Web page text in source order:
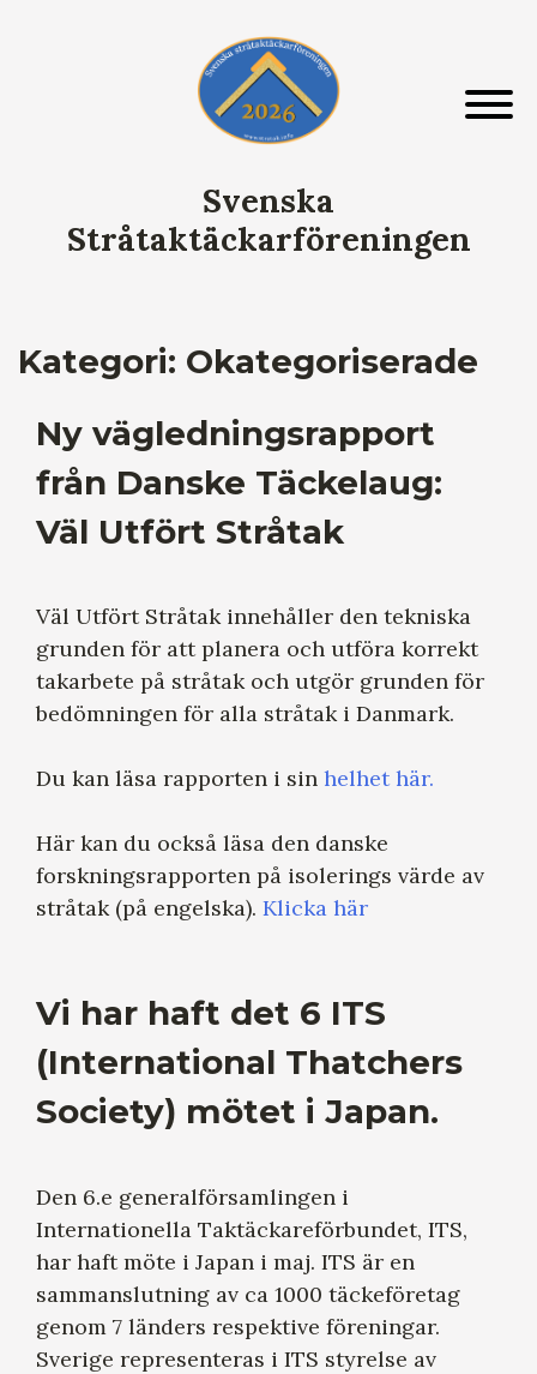
Svenska
Stråtaktäckarföreningen
Kategori: Okategoriserade
Ny vägledningsrapport
från Danske Täckelaug:
Väl Utfört Stråtak
Väl Utfört Stråtak innehåller den tekniska
grunden för att planera och utföra korrekt
takarbete på stråtak och utgör grunden för
bedömningen för alla stråtak i Danmark.
Du kan läsa rapporten i sin helhet här.
Här kan du också läsa den danske
forskningsrapporten på isolerings värde av
stråtak (på engelska). Klicka här
Vi har haft det 6 ITS
(International Thatchers
Society) mötet i Japan.
Den 6.e generalförsamlingen i
Internationella Taktäckareförbundet, ITS,
har haft möte i Japan i maj. ITS är en
sammanslutning av ca 1000 täckeföretag
genom 7 länders respektive föreningar.
Sverige representeras i ITS styrelse av